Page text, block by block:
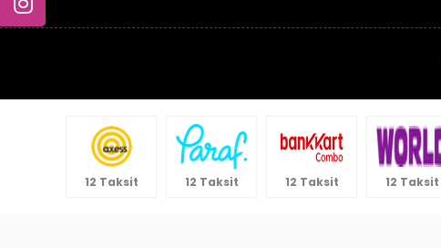
12 Taksit 12 Taksit 12 Taksit 12 Taksit